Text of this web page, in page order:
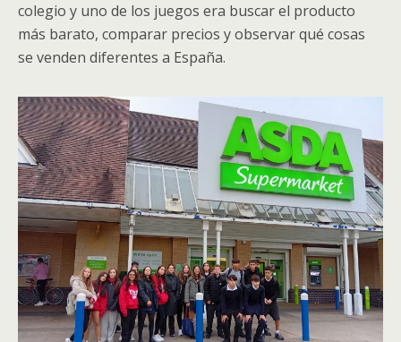
colegio y uno de los juegos era buscar el producto
más barato, comparar precios y observar qué cosas
se venden diferentes a España.